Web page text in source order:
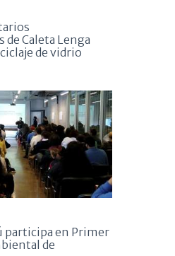
Caleta Lenga
de vidrio
participa en Primer
de